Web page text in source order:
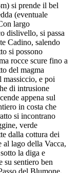
si prende il bel
(eventuale
largo
dislivello, si passa
Cadino, salendo
si possono
rocce scure fino a
del magma
massiccio, e poi
di intrusione
appena sul
in costa che
si incontrano
verde
dalla cottura dei
al lago della Vacca,
la diga e
sentiero ben
del Blumone.